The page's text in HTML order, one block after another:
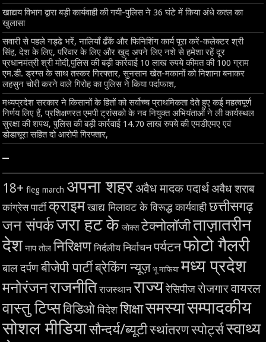
खाद्यय विभाग द्वारा बड़ी कार्यवाही की गयी-पुलिस ने 36 घंटे में किया अंधे कत्ल का
खुलासा
सवारी से पहले गड्ढे भरें, नालियाँ ढँकें और फिनिशिंग कार्य पूरा करें-कलेक्टर श्री
सिंह, देश के लिए, परिवार के लिए और खुद अपने लिए नशे से हमेशा रहें दूर
प्रधानमंत्री श्री मोदी,पुलिस की बड़ी कार्रवाई 10 लाख रुपये कीमत की 100 ग्राम
एम.डी. ड्रग्स के साथ तस्कर गिरफ्तार, सुनसान खेत-मकानों को निशाना बनाकर
लहसुन चोरी करने वाले गिरोह का पुलिस ने किया पर्दाफाश,
मध्यप्रदेश सरकार ने किसानों के हितों को सर्वोच्च प्राथमिकता देते हुए कई महत्वपूर्ण
निर्णय लिए हैं, प्रशिक्षणरत एमपी ट्रांसको के नव नियुक्त अभियंताओं ने ली कार्यस्थल
सुरक्षा की शपथ, पुलिस की बड़ी कार्रवाई 14.70 लाख रुपये की एमडीएमए एवं
डोडाचूरा सहित दो आरोपी गिरफ्तार,
–
18+ fleg march अपना शहरअवैध मादक पदार्थअवैध शराब
कांग्रेस पार्टी क्राइमखाद्य मिलावट के विरूद्ध कार्यवाहीछत्तीसगढ़
जन संपर्कजरा हट के जोक्स टेक्नोलॉजीताज़ातरीन
देश नाप तोल निरिक्षण निर्दलीय निर्वाचनपर्यटनफोटो गैलरी
बाल दर्पणबीजेपी पार्टीब्रेकिंग न्यूज़ भू माफिया मध्य प्रदेश
मनोरंजनराजनीति राजस्थान राज्यरेसिपीज रोजगारवायरल
वास्तु टिप्सविडिओ विदेश शिक्षासमस्यासम्पादकीय
सोशल मीडियासौन्दर्य/ब्यूटीस्थांतरणस्पोर्ट्सस्वाथ्य